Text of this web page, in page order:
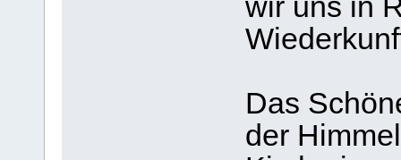
wir uns in
Das
der